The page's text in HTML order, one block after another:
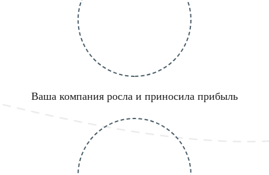
Ваша компания росла и приносила прибыль